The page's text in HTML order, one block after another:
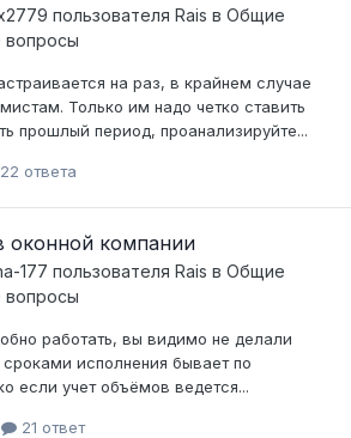
пользователя Rais в Общие
вопросы
на раз, в крайнем случае
Только им надо четко ставить
прошлый период, проанализируйте...
22 ответа
компании
177 пользователя Rais в Общие
вопросы
работать, вы видимо не делали
исполнения бывает по
если учет объёмов ведется...
21 ответ